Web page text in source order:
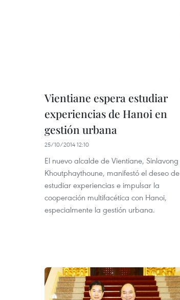
Vientiane espera estudiar
experiencias de Hanoi en
gestión urbana
25/10/2014 12:10
El nuevo alcalde de Vientiane, Sinlavong
Khoutphaythoune, manifestó el deseo de
estudiar experiencias e impulsar la
cooperación multifacética con Hanoi,
especialmente la gestión urbana.